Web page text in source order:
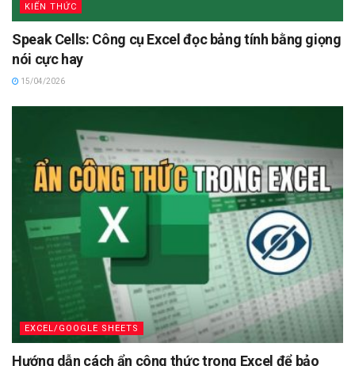
KIẾN THỨC
Speak Cells: Công cụ Excel đọc bảng tính bằng giọng
nói cực hay
15/04/2026
EXCEL/GOOGLE SHEETS
Hướng dẫn cách ẩn công thức trong Excel để bảo